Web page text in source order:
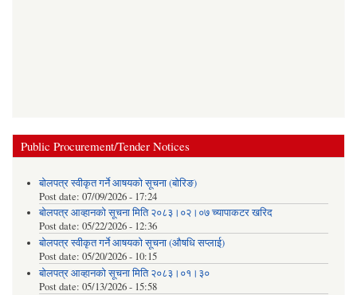
Public Procurement/Tender Notices
बोलपत्र स्वीकृत गर्ने आषयको सूचना (बोरिङ)
Post date: 07/09/2026 - 17:24
बोलपत्र आव्हानको सूचना मिति २०८३।०२।०७ च्यापाकटर खरिद
Post date: 05/22/2026 - 12:36
बोलपत्र स्वीकृत गर्ने आषयको सूचना (औषधि सप्लाई)
Post date: 05/20/2026 - 10:15
बोलपत्र आव्हानको सूचना मिति २०८३।०१।३०
Post date: 05/13/2026 - 15:58